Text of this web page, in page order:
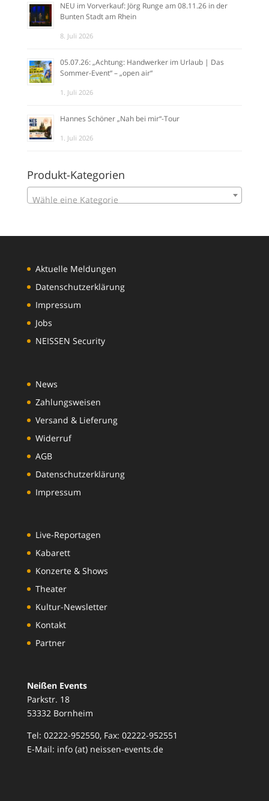
NEU im Vorverkauf: Jörg Runge am 08.11.26 in der
Bunten Stadt am Rhein
8. Juli 2026
05.07.26: „Achtung: Handwerker im Urlaub | Das
Sommer-Event“ – „open air“
1. Juli 2026
Hannes Schöner „Nah bei mir“-Tour
1. Juli 2026
Produkt-Kategorien
Wähle eine Kategorie
Aktuelle Meldungen
Datenschutzerklärung
Impressum
Jobs
NEISSEN Security
News
Zahlungsweisen
Versand & Lieferung
Widerruf
AGB
Datenschutzerklärung
Impressum
Live-Reportagen
Kabarett
Konzerte & Shows
Theater
Kultur-Newsletter
Kontakt
Partner
Neißen Events
Parkstr. 18
53332 Bornheim
Tel: 02222-952550, Fax: 02222-952551
E-Mail: info (at) neissen-events.de